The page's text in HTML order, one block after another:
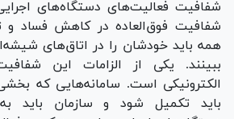
شفافیت فعالیت‌های دستگاه‌های
شفافیت فوق‌العاده در کاهش فساد و
همه باید خودشان را در اتاق‌های
ببینند. یکی از الزامات این
الکترونیکی است. سامانه‌هایی که
باید تکمیل شود و سازمان باید